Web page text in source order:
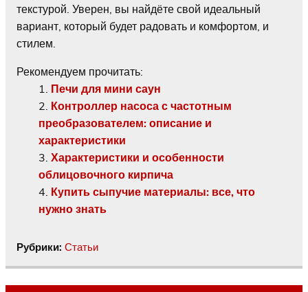
текстурой. Уверен, вы найдёте свой идеальный
вариант, который будет радовать и комфортом, и
стилем.
Рекомендуем прочитать:
Печи для мини саун
Контроллер насоса с частотным
преобразователем: описание и
характеристики
Характеристики и особенности
облицовочного кирпича
Купить сыпучие материалы: все, что
нужно знать
Рубрики: Статьи